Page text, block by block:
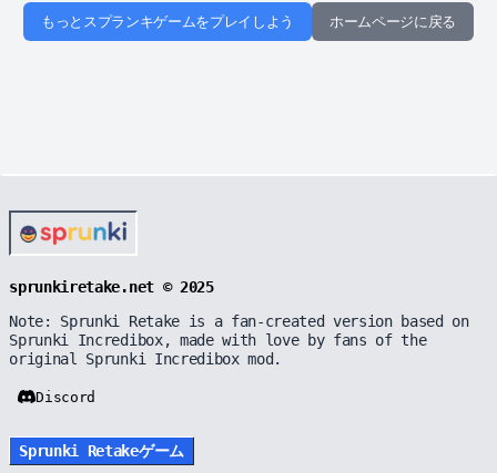
もっとスプランキゲームをプレイしよう ホームページに戻る
sprunkiretake.net © 2025
Note: Sprunki Retake is a fan-created version based on
Sprunki Incredibox, made with love by fans of the
original Sprunki Incredibox mod.
Discord
Sprunki Retakeゲーム